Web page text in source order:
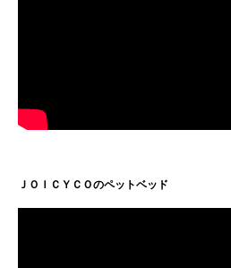
ＪＯＩＣＹＣＯのペットベッド